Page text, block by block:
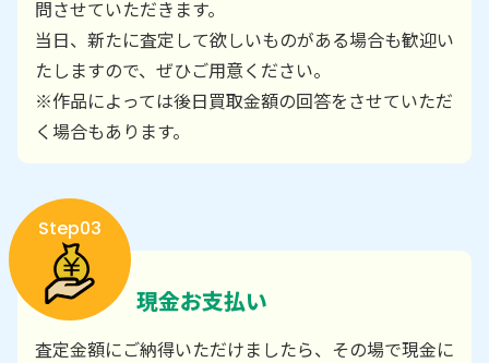
問させていただきます。
当日、新たに査定して欲しいものがある場合も歓迎い
たしますので、ぜひご用意ください。
※作品によっては後日買取金額の回答をさせていただ
く場合もあります。
Step03
現金お支払い
査定金額にご納得いただけましたら、その場で現金に